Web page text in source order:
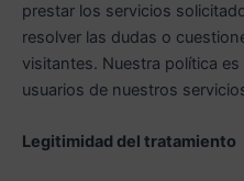
prestar los servicios
resolver las dudas o
visitantes. Nuestra política
usuarios de nuestros
Legitimidad del tratamiento